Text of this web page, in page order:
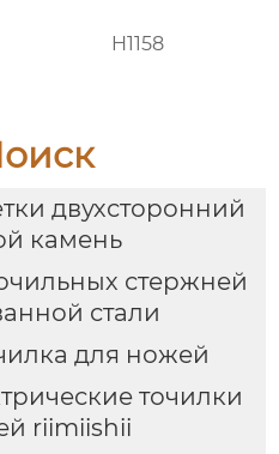
H1158
двухсторонний
камень
стержней
стали
для ножей
точилки
riimiishii